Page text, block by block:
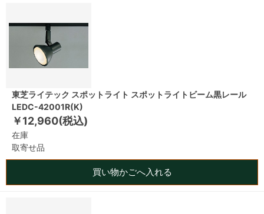
東芝ライテック スポットライト スポットライトビーム黒レール
LEDC-42001R(K)
￥12,960(税込)
在庫
取寄せ品
買い物かごへ入れる